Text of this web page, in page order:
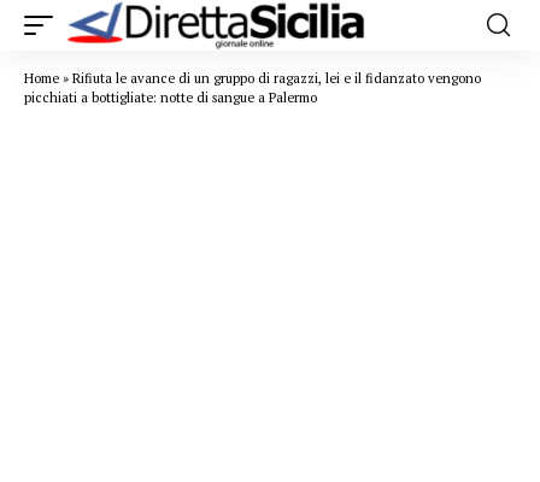
Home » Rifiuta le avance di un gruppo di ragazzi, lei e il fidanzato vengono
picchiati a bottigliate: notte di sangue a Palermo